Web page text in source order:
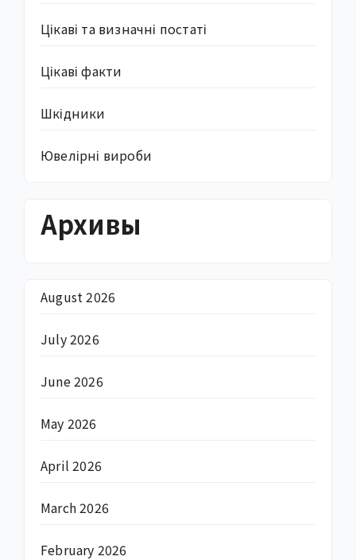
Цікаві та визначні постаті
Цікаві факти
Шкідники
Ювелірні вироби
Архивы
August 2026
July 2026
June 2026
May 2026
April 2026
March 2026
February 2026